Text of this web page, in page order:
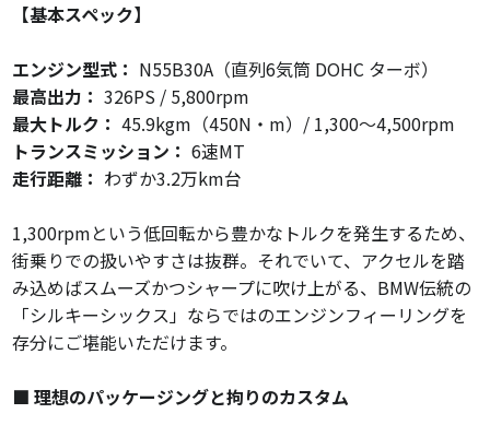
【基本スペック】
エンジン型式： N55B30A（直列6気筒 DOHC ターボ）
最高出力： 326PS / 5,800rpm
最大トルク： 45.9kgm（450N・m）/ 1,300〜4,500rpm
トランスミッション： 6速MT
走行距離： わずか3.2万km台
1,300rpmという低回転から豊かなトルクを発生するため、
街乗りでの扱いやすさは抜群。それでいて、アクセルを踏
み込めばスムーズかつシャープに吹け上がる、BMW伝統の
「シルキーシックス」ならではのエンジンフィーリングを
存分にご堪能いただけます。
■ 理想のパッケージングと拘りのカスタム